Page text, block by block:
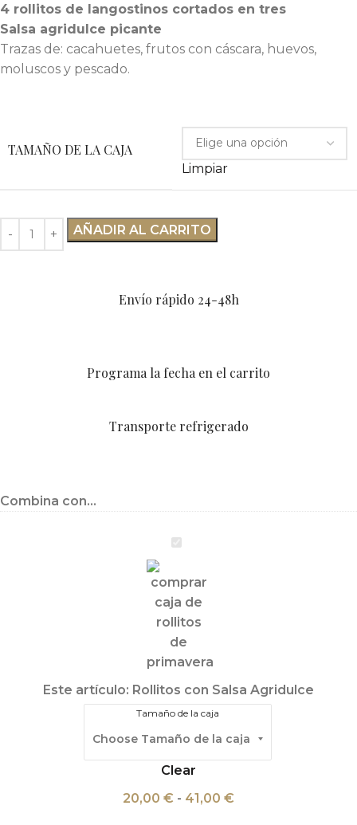
4 rollitos de langostinos cortados en tres
Salsa agridulce picante
Trazas de: cacahuetes, frutos con cáscara, huevos,
moluscos y pescado.
TAMAÑO DE LA CAJA
Limpiar
AÑADIR AL CARRITO
Envío rápido 24-48h
Programa la fecha en el carrito
Transporte refrigerado
Combina con...
Rollitos
Salsa
Agridulce
Este artículo: Rollitos con Salsa Agridulce
Tamaño de la caja
Clear
20,00 € - 41,00 €